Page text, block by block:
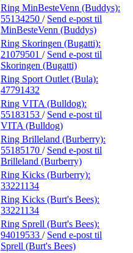
Ring MinBesteVenn (Buddys):
55134250 / Send e-post til
MinBesteVenn (Buddys)
Ring Skoringen (Bugatti):
21079501 / Send e-post til
Skoringen (Bugatti)
Ring Sport Outlet (Bula):
47791432
Ring VITA (Bulldog):
55183153 / Send e-post til
VITA (Bulldog)
Ring Brilleland (Burberry):
55185170 / Send e-post til
Brilleland (Burberry)
Ring Kicks (Burberry):
33221134
Ring Kicks (Burt's Bees):
33221134
Ring Sprell (Burt's Bees):
94019533 / Send e-post til
Sprell (Burt's Bees)